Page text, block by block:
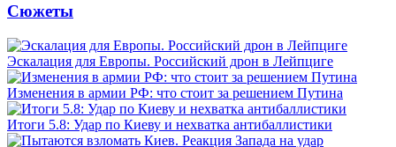
Сюжеты
Эскалация для Европы. Российский дрон в Лейпциге
Изменения в армии РФ: что стоит за решением Путина
Итоги 5.8: Удар по Киеву и нехватка антибаллистики